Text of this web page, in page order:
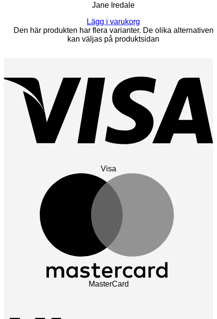
Jane Iredale
Lägg i varukorg
Den här produkten har flera varianter. De olika alternativen
kan väljas på produktsidan
Visa
MasterCard